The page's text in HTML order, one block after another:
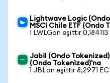
Lightwave Logic
MSCI Chile ETF (Ondo
1 LWLGon eşittir
Jabil (Ondo
(Ondo Tokenized)'na
1 JBLon eşittir 8,2971